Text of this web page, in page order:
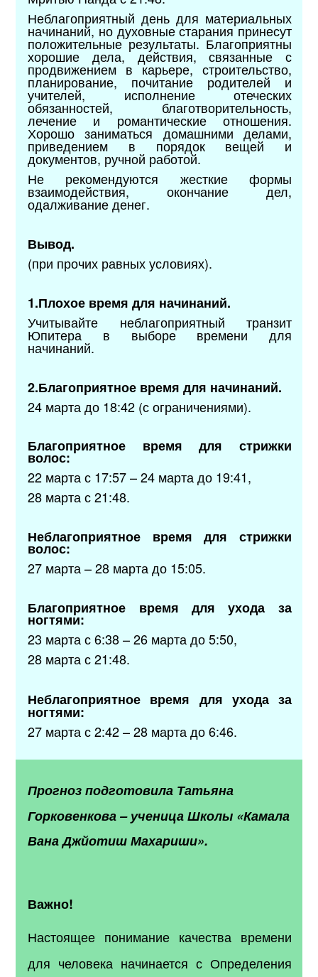
Неблагоприятный день для материальных
начинаний, но духовные старания принесут
положительные результаты. Благоприятны
хорошие дела, действия, связанные с
продвижением в карьере, строительство,
планирование, почитание родителей и
учителей, исполнение отеческих
обязанностей, благотворительность,
лечение и романтические отношения.
Хорошо заниматься домашними делами,
приведением в порядок вещей и
документов, ручной работой.
Не рекомендуются жесткие формы
взаимодействия, окончание дел,
одалживание денег.
Вывод.
(при прочих равных условиях).
1.Плохое время для начинаний.
Учитывайте неблагоприятный транзит
Юпитера в выборе времени для
начинаний.
2.Благоприятное время для начинаний.
24 марта до 18:42 (с ограничениями).
Благоприятное время для стрижки
волос:
22 марта с 17:57 – 24 марта до 19:41,
28 марта с 21:48.
Неблагоприятное время для стрижки
волос:
27 марта – 28 марта до 15:05.
Благоприятное время для ухода за
ногтями:
23 марта с 6:38 – 26 марта до 5:50,
28 марта с 21:48.
Неблагоприятное время для ухода за
ногтями:
27 марта с 2:42 – 28 марта до 6:46.
Прогноз подготовила Татьяна
Горковенкова – ученица Школы «Камала
Вана Джйотиш Махариши».
Важно!
Настоящее понимание качества времени
для человека начинается с Определения